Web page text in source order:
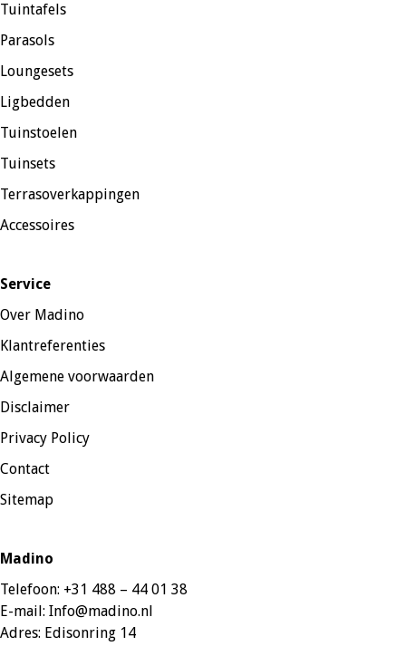
Tuintafels
Parasols
Loungesets
Ligbedden
Tuinstoelen
Tuinsets
Terrasoverkappingen
Accessoires
Service
Over Madino
Klantreferenties
Algemene voorwaarden
Disclaimer
Privacy Policy
Contact
Sitemap
Madino
Telefoon: +31 488 – 44 01 38
E-mail: Info@madino.nl
Adres: Edisonring 14